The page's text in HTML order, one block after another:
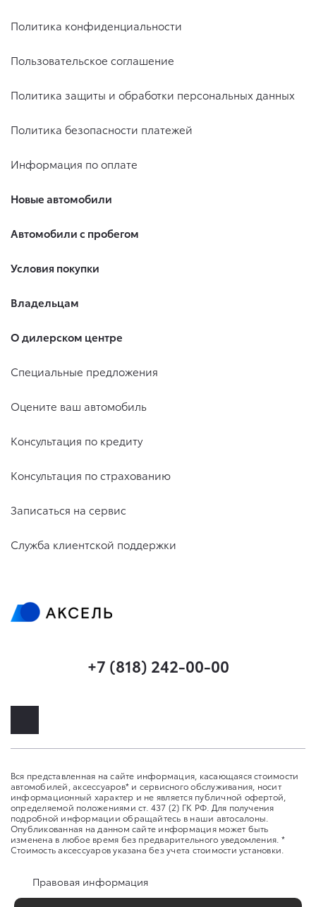
Политика конфиденциальности
Пользовательское соглашение
Политика защиты и обработки персональных данных
Политика безопасности платежей
Информация по оплате
Новые автомобили
Автомобили с пробегом
Условия покупки
Владельцам
О дилерском центре
Специальные предложения
Оцените ваш автомобиль
Консультация по кредиту
Консультация по страхованию
Записаться на сервис
Служба клиентской поддержки
+7 (818) 242-00-00
Вся представленная на сайте информация, касающаяся стоимости
автомобилей, аксессуаров* и сервисного обслуживания, носит
информационный характер и не является публичной офертой,
определяемой положениями ст. 437 (2) ГК РФ. Для получения
подробной информации обращайтесь в наши автосалоны.
Опубликованная на данном сайте информация может быть
изменена в любое время без предварительного уведомления. *
Стоимость аксессуаров указана без учета стоимости установки.
Правовая информация